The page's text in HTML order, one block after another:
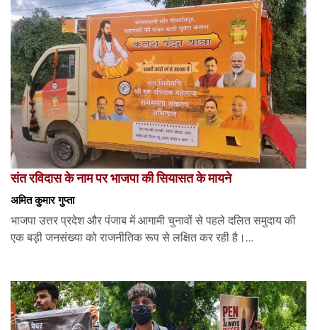
संत रविदास के नाम पर भाजपा की सियासत के मायने
अमित कुमार गुप्ता
भाजपा उत्तर प्रदेश और पंजाब में आगामी चुनावों से पहले दलित समुदाय की
एक बड़ी जनसंख्या को राजनीतिक रूप से लक्षित कर रही है।...